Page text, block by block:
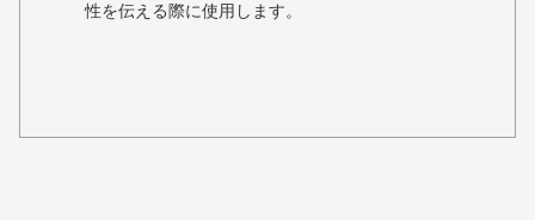
性を伝える際に使用します。